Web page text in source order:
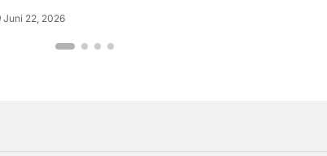
Sumbawa
Juni 22, 2026